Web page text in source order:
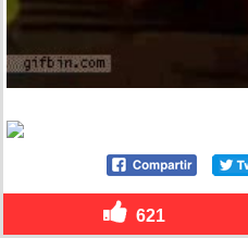
621